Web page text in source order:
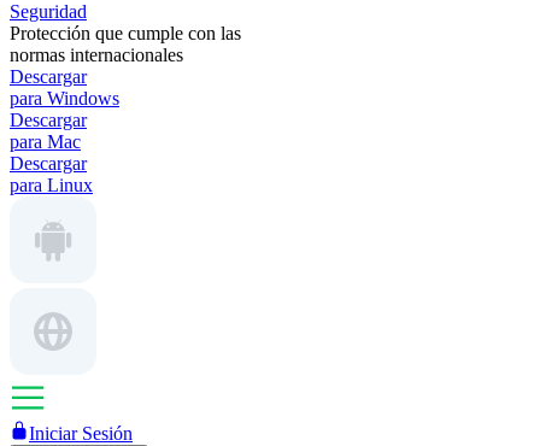
Seguridad
Protección que cumple con las
normas internacionales
Descargar
para Windows
Descargar
para Mac
Descargar
para Linux
Iniciar Sesión